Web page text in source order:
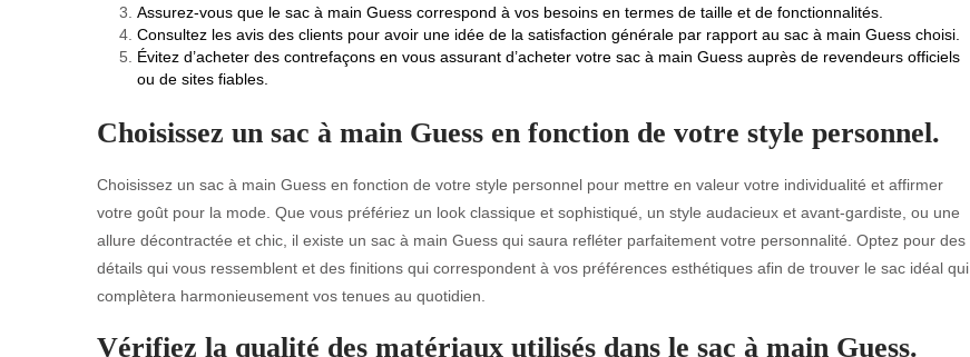
Assurez-vous que le sac à main Guess correspond à vos besoins en termes de taille et de fonctionnalités.
Consultez les avis des clients pour avoir une idée de la satisfaction générale par rapport au sac à main Guess choisi.
Évitez d’acheter des contrefaçons en vous assurant d’acheter votre sac à main Guess auprès de revendeurs officiels
ou de sites fiables.
Choisissez un sac à main Guess en fonction de votre style personnel.
Choisissez un sac à main Guess en fonction de votre style personnel pour mettre en valeur votre individualité et affirmer
votre goût pour la mode. Que vous préfériez un look classique et sophistiqué, un style audacieux et avant-gardiste, ou une
allure décontractée et chic, il existe un sac à main Guess qui saura refléter parfaitement votre personnalité. Optez pour des
détails qui vous ressemblent et des finitions qui correspondent à vos préférences esthétiques afin de trouver le sac idéal qui
complètera harmonieusement vos tenues au quotidien.
Vérifiez la qualité des matériaux utilisés dans le sac à main Guess.